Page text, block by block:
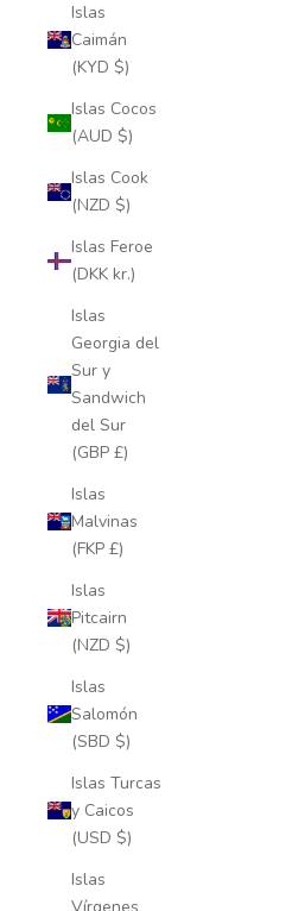
Islas
Caimán
(KYD $)
Islas Cocos
(AUD $)
Islas Cook
(NZD $)
Islas Feroe
(DKK kr.)
Islas
Georgia del
Sur y
Sandwich
del Sur
(GBP £)
Islas
Malvinas
(FKP £)
Islas
Pitcairn
(NZD $)
Islas
Salomón
(SBD $)
Islas Turcas
y Caicos
(USD $)
Islas